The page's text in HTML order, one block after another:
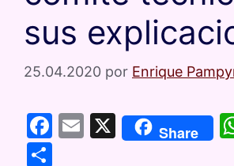
sus
25.04.2020 por Enrique
F
E
X Share